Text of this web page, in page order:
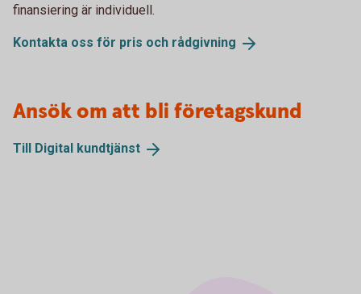
finansiering är individuell.
Kontakta oss för pris och rådgivning
Ansök om att bli företagskund
Till Digital kundtjänst